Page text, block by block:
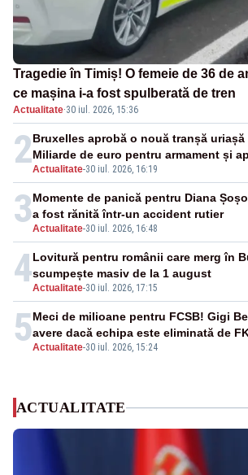
Tragedie în Timiș! O femeie de 36 de
ce mașina i-a fost spulberată de tren
Actualitate·30 iul. 2026, 15:36
2Actualitate-30 iul. 2026, 16:19
Bruxelles aprobă o nouă tranșă
Miliarde de euro pentru armament și
3Actualitate-30 iul. 2026, 16:48
Momente de panică pentru Diana
a fost rănită într-un accident rutier
4Actualitate-30 iul. 2026, 17:15
Lovitură pentru românii care merg în
scumpește masiv de la 1 august
5Actualitate-30 iul. 2026, 15:24
Meci de milioane pentru FCSB! Gigi
avere dacă echipa este eliminată de
ACTUALITATE